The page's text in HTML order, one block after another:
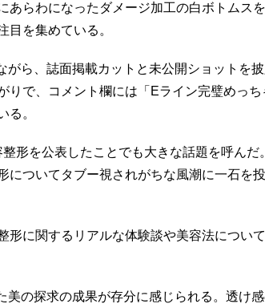
あらわになったダメージ加工の白ボトムス
目を集めている。
ら、誌面掲載カットと未公開ショットを
りで、コメント欄には「Eライン完璧めっち
る。
形を公表したことでも大きな話題を呼んだ
についてタブー視されがちな風潮に一石を
形に関するリアルな体験談や美容法につい
の探求の成果が存分に感じられる。透け